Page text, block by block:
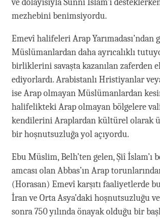
ve dolayısıyla Sünni İslam’ı
mezhebini benimsiyordu.
Emevî halifeleri Arap
Müslümanlardan daha ayrıcalıklı
birliklerini savaşta kazanılan zaferden
ediyorlardı. Arabistanlı Hristiyanlar
ise Arap olmayan Müslümanlardan
halifelikteki Arap olmayan bölgelere
kendilerini Araplardan kültürel olarak
bir hoşnutsuzluğa yol açıyordu.
Ebu Müslim, Belh’ten gelen, Şiî
amcası olan Abbas’ın Arap
(Horasan) Emevî karşıtı faaliyetlerde
İran ve Orta Asya’daki hoşnutsuzluğu
sonra 750 yılında önayak olduğu bir